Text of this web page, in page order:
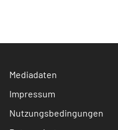
Mediadaten
Impressum
Nutzungsbedingungen